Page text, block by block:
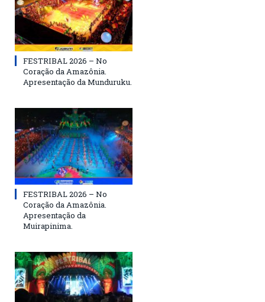
FESTRIBAL 2026 – No
Coração da Amazônia.
Apresentação da Munduruku.
FESTRIBAL 2026 – No
Coração da Amazônia.
Apresentação da
Muirapinima.